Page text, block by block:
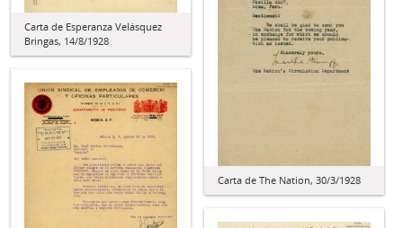
Carta de Esperanza Velásquez
Bringas, 14/8/1928
Carta de The Nation, 30/3/1928